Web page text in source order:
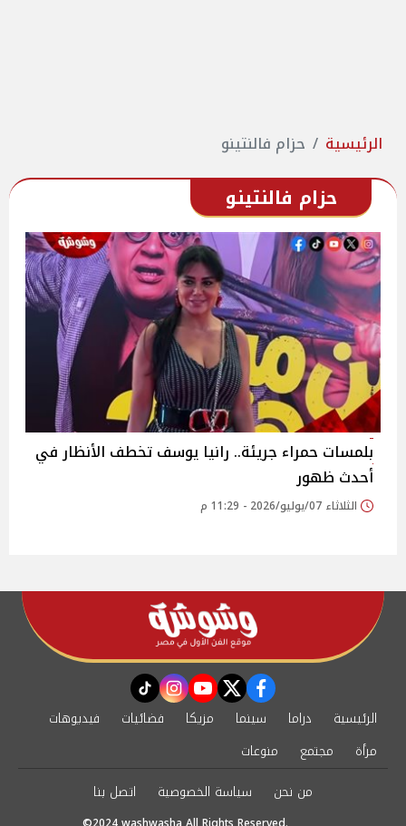
الرئيسية حزام فالنتينو
حزام فالنتينو
بلمسات حمراء جريئة.. رانيا يوسف تخطف الأنظار في
أحدث ظهور
الثلاثاء 07/يوليو/2026 - 11:29 م
facebook
twitter
youtube
instagram
tiktok
الرئيسية دراما سينما مزيكا فضائيات
فيديوهات
مرأة
مجتمع
منوعات
من نحن
سياسة الخصوصية اتصل بنا